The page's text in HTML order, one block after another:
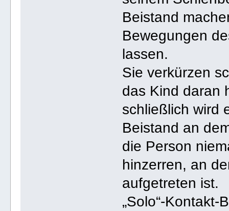
Beistand
Bewegungen
lassen.
Sie verkürzen
das Kind daran
schließlich wird
Beistand an
die Person
hinzerren, an
aufgetreten ist.
„Solo“-Kontakt-